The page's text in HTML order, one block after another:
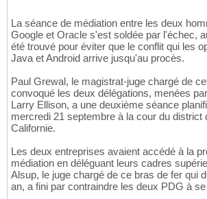
La séance de médiation entre les deux
Google et Oracle s'est soldée par l'échec,
été trouvé pour éviter que le conflit qui les
Java et Android arrive jusqu'au procès.
Paul Grewal, le magistrat-juge chargé de
convoqué les deux délégations, menées
Larry Ellison, a une deuxième séance
mercredi 21 septembre à la cour du district
Californie.
Les deux entreprises avaient accédé à la
médiation en déléguant leurs cadres
Alsup, le juge chargé de ce bras de fer qui
an, a fini par contraindre les deux PDG à